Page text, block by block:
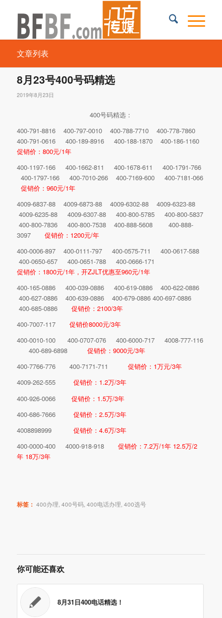
文章列表
8月23号400号码精选
2019年8月23日
400号码精选：
400-791-8816 400-797-0010 400-788-7710 400-778-7860
400-791-0616 400-189-8916 400-188-1870 400-186-1160
促销价：800元/1年
400-1197-166 400-1662-811 400-1678-611 400-1791-766
400-1797-166 400-7010-266 400-7169-600 400-7181-066
促销价：960元/1年
4009-6837-88 4009-6873-88 4009-6302-88 4009-6323-88
4009-6235-88 4009-6307-88 400-800-5785 400-800-5837
400-800-7836 400-800-7538 400-888-5608 400-888-
3097 促销价：1200元/年
400-0006-897 400-0111-797 400-0575-711 400-0617-588
400-0650-657 400-0651-788 400-0666-171
促销价：1800元/1年，开ZJLT优惠至960元/1年
400-165-0886 400-039-0886 400-619-0886 400-622-0886
400-627-0886 400-639-0886 400-679-0886 400-697-0886
400-685-0886 促销价：2100/3年
400-7007-117 促销价8000元/3年
400-0010-100 400-0707-076 400-6000-717 4008-777-116
400-689-6898 促销价：9000元/3年
400-7766-776 400-7171-711 促销价：1万元/3年
4009-262-555 促销价：1.2万/3年
400-926-0066 促销价：1.5万/3年
400-686-7666 促销价：2.5万/3年
4008898999 促销价：4.6万/3年
400-0000-400 4000-918-918 促销价：7.2万/1年 12.5万/2
年 18万/3年
标签： 400办理 400号码, 400电话办理 400选号
你可能还喜欢
8月31日400电话精选！